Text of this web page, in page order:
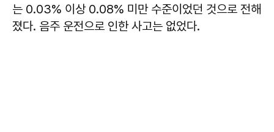
는 0.03% 이상 0.08% 미만 수준이었던 것으로 전해
졌다. 음주 운전으로 인한 사고는 없었다.